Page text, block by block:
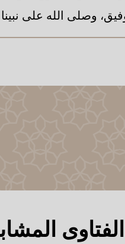
وصلى الله على
الفتاوى